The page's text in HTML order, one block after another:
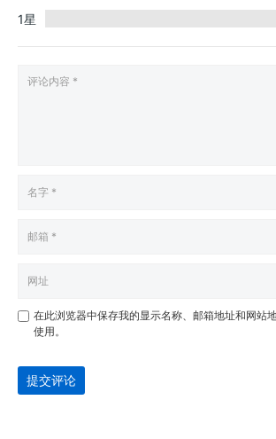
1星
在此浏览器中保存我的显示名称、邮箱地址和网站
使用。
提交评论